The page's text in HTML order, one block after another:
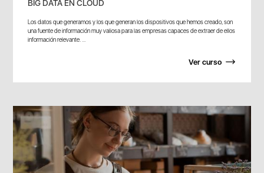
BIG DATA EN CLOUD
Los datos que generamos y los que generan los dispositivos que hemos creado, son
una fuente de información muy valiosa para las empresas capaces de extraer de ellos
información relevante. ...
Ver curso